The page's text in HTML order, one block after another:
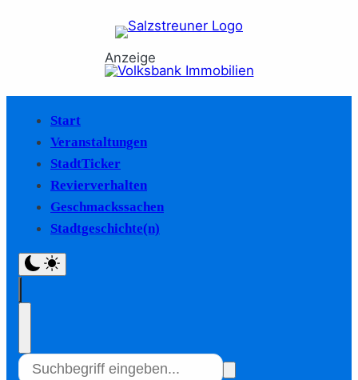
Anzeige
Start
Veranstaltungen
StadtTicker
Revierverhalten
Geschmackssachen
Stadtgeschichte(n)